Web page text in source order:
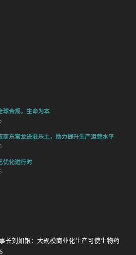
球合规，生命为本
商东富龙进驻乐土，助力提升生产运营水平
优化进行时
长刘如银：大规模商业化生产可使生物药